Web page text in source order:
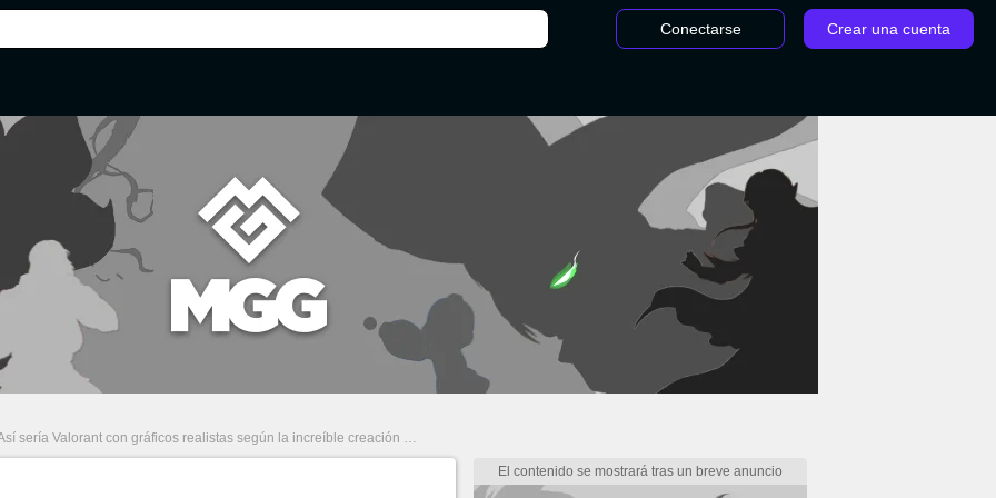
Conectarse Crear una cuenta
sería Valorant con gráficos realistas según la increíble creación de un fan